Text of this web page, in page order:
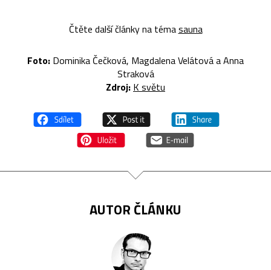
Čtěte další články na témasauna
Foto: Dominika Čečková, Magdalena Velátová a Anna
Straková
Zdroj: K světu
AUTOR ČLÁNKU